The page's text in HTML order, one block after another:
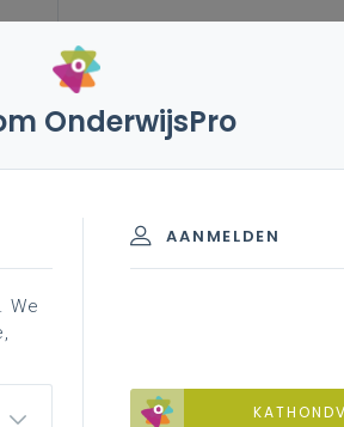
OnderwijsPro
AANMELDEN
We